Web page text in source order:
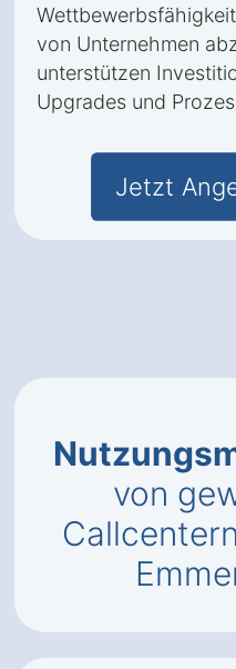
von Unternehmen
unterstützen
Upgrades und
Jetzt
von